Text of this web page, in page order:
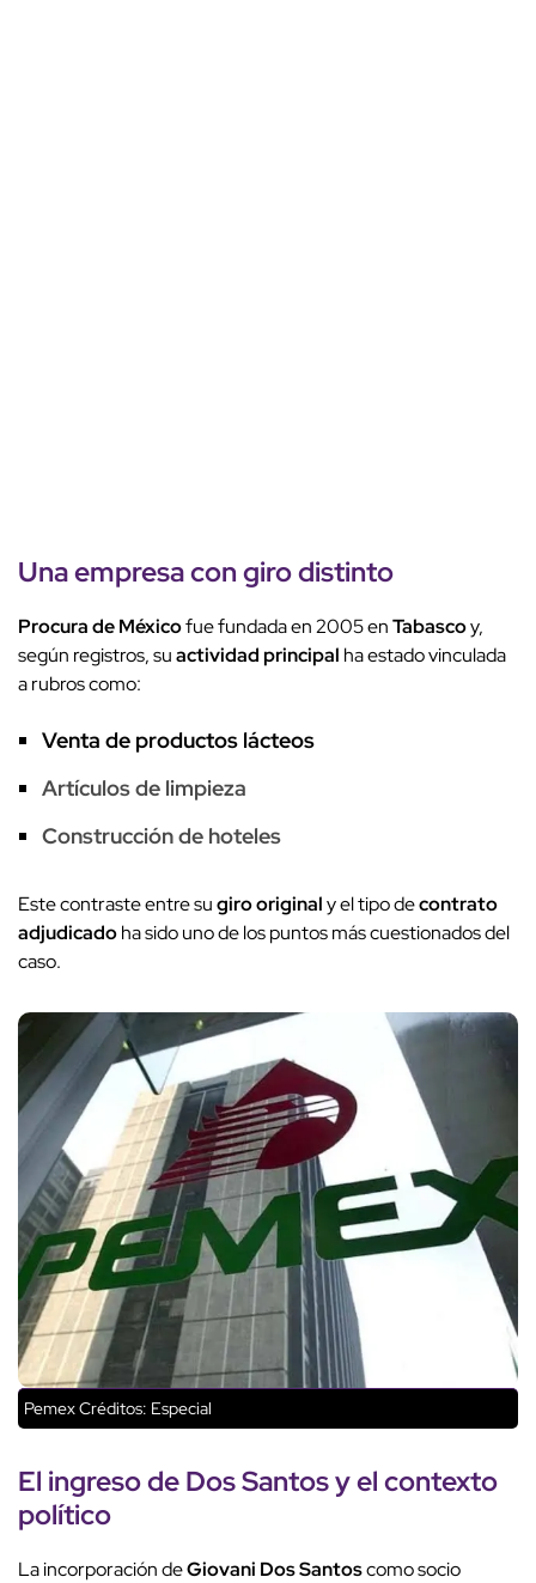
Una empresa con giro distinto
Procura de Méxicofue fundada en 2005 enTabascoy,
según registros, suactividad principal ha estado vinculada
a rubros como:
Venta de productos lácteos
Artículos de limpieza
Construcción de hoteles
Este contraste entre sugiro originaly el tipo decontrato
adjudicadoha sido uno de los puntos más cuestionados del
caso.
PemexCréditos: Especial
El ingreso deDos Santosy el contexto
político
La incorporación deGiovani Dos Santoscomo socio